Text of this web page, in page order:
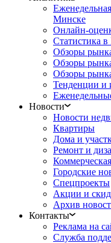
Минске
Онлайн-
Статистика в
Обзоры
Обзоры
Обзоры
Тенденции и
Новости
Новости
Квартиры
Дома и
Ремонт и
Городские
Спецпроекты
Акции и
Архив
Контакты
Реклама на
Служба